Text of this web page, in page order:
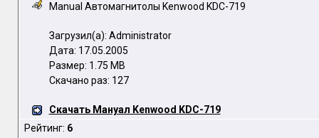
Manual Автомагнитолы Kenwood KDC-719
Загрузил(а): Administrator
Дата: 17.05.2005
Размер: 1.75 MB
Скачано раз: 127
Скачать Мануал Kenwood KDC-719
Рейтинг: 6